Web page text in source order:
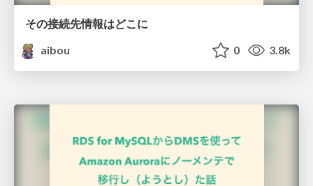
その接続先情報はどこに
aibou
0 3.8k